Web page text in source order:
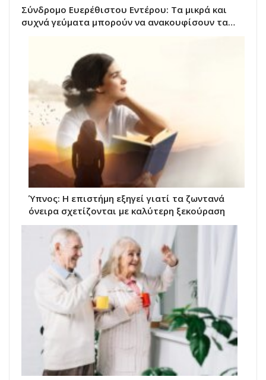
Σύνδρομο Ευερέθιστου Εντέρου: Τα μικρά και
συχνά γεύματα μπορούν να ανακουφίσουν τα…
Ύπνος: Η επιστήμη εξηγεί γιατί τα ζωντανά
όνειρα σχετίζονται με καλύτερη ξεκούραση